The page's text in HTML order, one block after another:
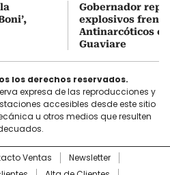
Gobernador
explosivos frente
Antinarcóticos
Guaviare
los derechos reservados.
expresa de las reproducciones y
accesibles desde este sitio
u otros medios que resulten
Ventas
Newsletter